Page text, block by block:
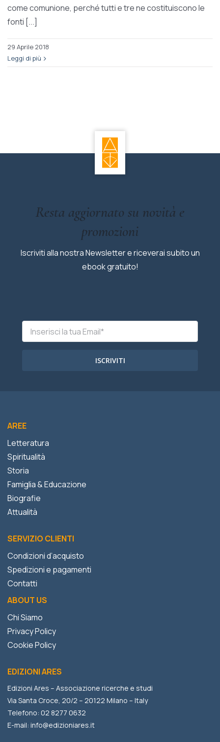
come comunione, perché tutti e tre ne costituiscono le
fonti [...]
29 Aprile 2018
Leggi di più
Resta aggiornato su novità e
promozioni
Iscriviti alla nostra Newsletter e riceverai subito un
ebook gratuito!
ISCRIVITI
AREE
Letteratura
Spiritualità
Storia
Famiglia & Educazione
Biografie
Attualità
SERVIZIO CLIENTI
Condizioni d’acquisto
Spedizioni e pagamenti
Contatti
ABOUT US
Chi Siamo
Privacy Policy
Cookie Policy
EDIZIONI ARES
Edizioni Ares – Associazione ricerche e studi
Via Santa Croce, 20/2 – 20122 Milano – Italy
Telefono: 02 8277 0632
E-mail: info@edizioniares.it